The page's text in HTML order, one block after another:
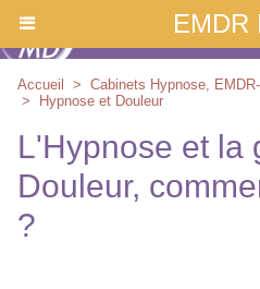
EMDR
Accueil > Cabinets Hypnose,
>
Hypnose et Douleur
L'Hypnose et la
Douleur,
?